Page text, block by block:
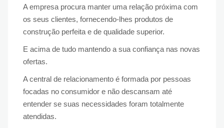
A empresa procura manter uma relação próxima com
os seus clientes, fornecendo-lhes produtos de
construção perfeita e de qualidade superior.
E acima de tudo mantendo a sua confiança nas novas
ofertas.
A central de relacionamento é formada por pessoas
focadas no consumidor e não descansam até
entender se suas necessidades foram totalmente
atendidas.